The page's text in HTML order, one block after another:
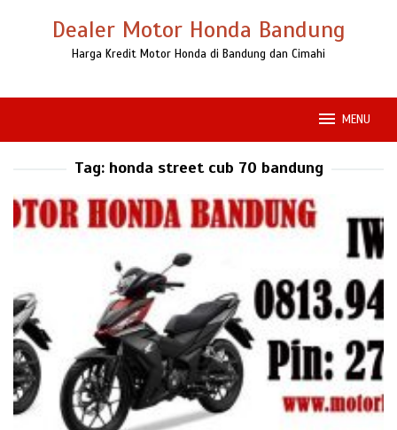
Dealer Motor Honda Bandung
Harga Kredit Motor Honda di Bandung dan Cimahi
MENU
Tag: honda street cub 70 bandung